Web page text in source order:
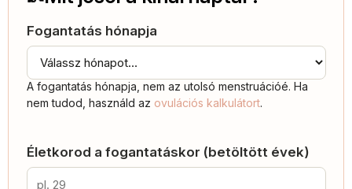
Fogantatás hónapja
A fogantatás hónapja, nem az utolsó menstruációé. Ha
nem tudod, használd az ovulációs kalkulátort.
Életkorod a fogantatáskor (betöltött évek)